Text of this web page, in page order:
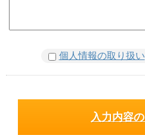
個人情報の取り扱い